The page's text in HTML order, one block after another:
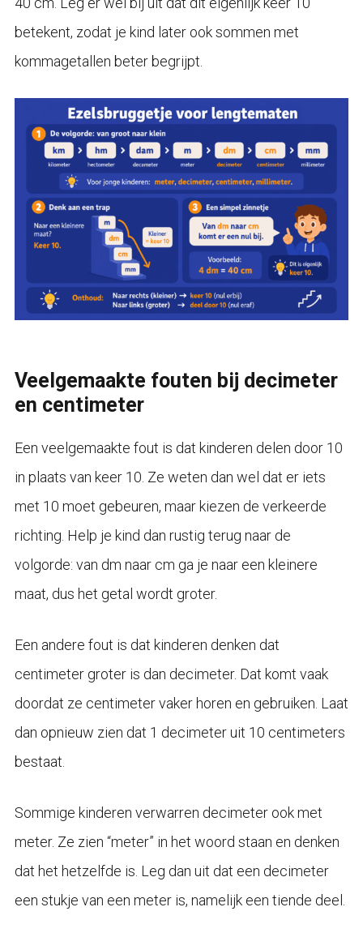
betekent, zodat je kind later ook sommen met
kommagetallen beter begrijpt.
Veelgemaakte fouten bij decimeter
en centimeter
Een veelgemaakte fout is dat kinderen delen door 10
in plaats van keer 10. Ze weten dan wel dat er iets
met 10 moet gebeuren, maar kiezen de verkeerde
richting. Help je kind dan rustig terug naar de
volgorde: van dm naar cm ga je naar een kleinere
maat, dus het getal wordt groter.
Een andere fout is dat kinderen denken dat
centimeter groter is dan decimeter. Dat komt vaak
doordat ze centimeter vaker horen en gebruiken. Laat
dan opnieuw zien dat 1 decimeter uit 10 centimeters
bestaat.
Sommige kinderen verwarren decimeter ook met
meter. Ze zien “meter” in het woord staan en denken
dat het hetzelfde is. Leg dan uit dat een decimeter
een stukje van een meter is, namelijk een tiende deel.